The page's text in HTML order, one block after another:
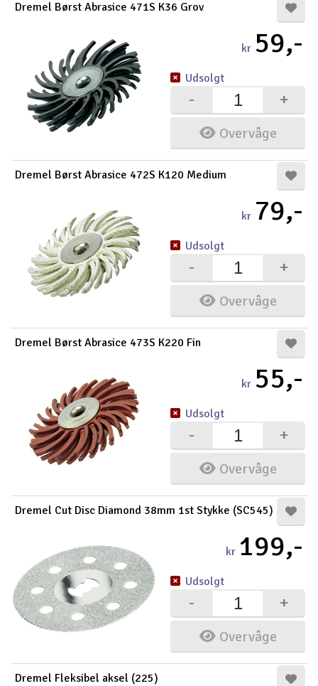
Dremel Børst Abrasice 471S K36 Grov
kr 59,-
Overvåge
+
-
Udsolgt
Dremel Børst Abrasice 472S K120 Medium
kr 79,-
Overvåge
+
-
Udsolgt
Dremel Børst Abrasice 473S K220 Fin
kr 55,-
Overvåge
+
-
Udsolgt
Dremel Cut Disc Diamond 38mm 1st Stykke (SC545)
kr 199,-
Overvåge
+
-
Udsolgt
Dremel Fleksibel aksel (225)